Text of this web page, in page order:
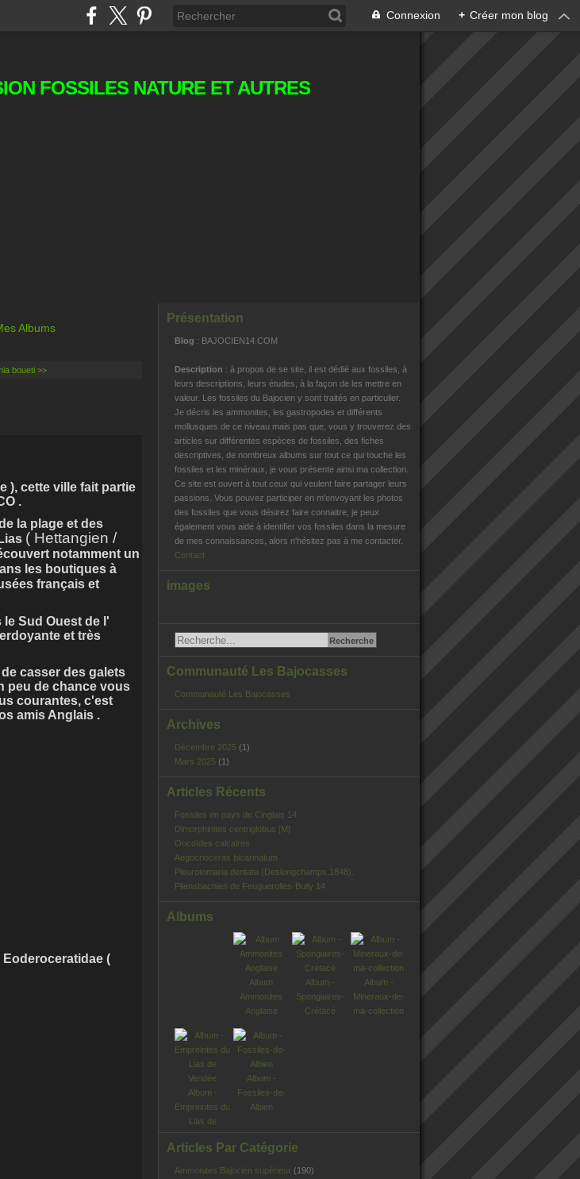
Connexion + Créer mon blog
FOSSILES NATURE ET AUTRES
Albums
boueti >>
), cette ville fait partie
.
la plage et des
( Hettangien /
notamment un
les boutiques à
français et
Sud Ouest de l'
et très
casser des galets
peu de chance vous
courantes, c'est
amis Anglais .
(
Présentation
Blog : BAJOCIEN14.COM
Description : à propos de se site, il est dédié aux fossiles, à
leurs descriptions, leurs études, à la façon de les mettre en
valeur. Les fossiles du Bajocien y sont traités en particulier.
Je décris les ammonites, les gastropodes et différents
mollusques de ce niveau mais pas que, vous y trouverez des
articles sur différentes espèces de fossiles, des fiches
descriptives, de nombreux albums sur tout ce qui touche les
fossiles et les minéraux, je vous présente ainsi ma collection.
Ce site est ouvert à tout ceux qui veulent faire partager leurs
passions. Vous pouvez participer en m'envoyant les photos
des fossiles que vous désirez faire connaitre, je peux
également vous aidé à identifier vos fossiles dans la mesure
de mes connaissances, alors n'hésitez pas à me contacter.
Contact
images
Communauté Les Bajocasses
Communauté Les Bajocasses
Archives
Décembre 2025 (1)
Mars 2025 (1)
Articles Récents
Fossiles en pays de Cinglais 14
Dimorphinites centriglobus [M]
Oncoïdes calcaires
Aegocrioceras bicarinatum
Pleurotomaria dentata (Deslongchamps,1848).
Pliensbachien de Feuguerolles-Bully 14
Albums
Album
Ammonites
Anglaise
Album -
Spongiaires-
Crétacé
Album -
Mineraux-de-
ma-collection
Album -
Empreintes du
Lias de
Album -
Fossiles-de-
Albien
Articles Par Catégorie
Ammonites Bajocien supérieur (190)